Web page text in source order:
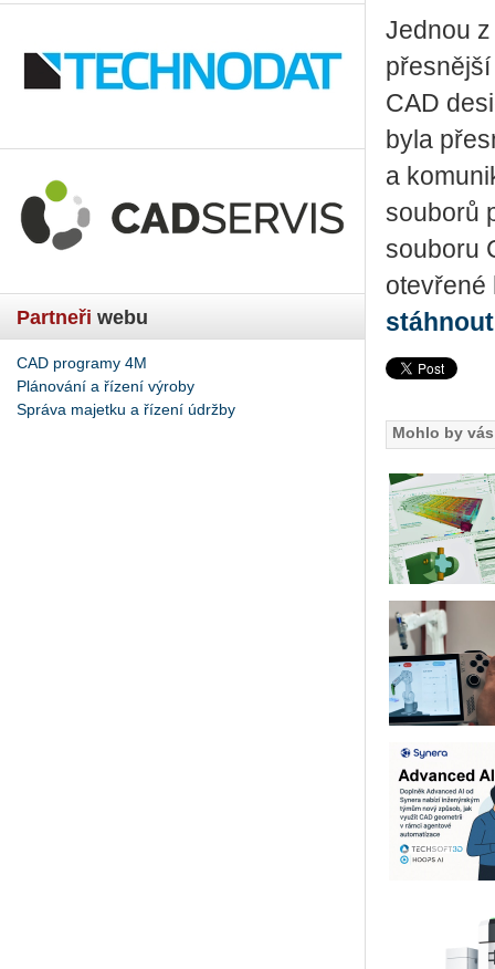
Partneři webu
CAD programy 4M
Plánování a řízení výroby
Správa majetku a řízení údržby
Jednou
CAD
byla
a
souborů
souboru
otevřené
Mohlo by